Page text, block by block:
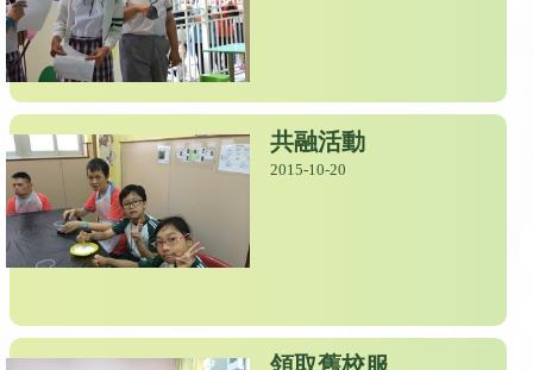
共融活動
2015-10-20